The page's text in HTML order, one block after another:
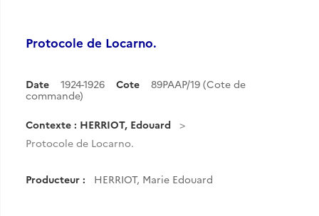
Protocole de Locarno.
Date 1924-1926 Cote
89PAAP/19 (Cote de
commande)
Contexte : HERRIOT, Edouard
Protocole de Locarno.
Producteur : HERRIOT, Marie Edouard